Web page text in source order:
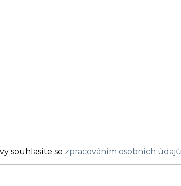
souhlasíte se zpracováním osobních údajů